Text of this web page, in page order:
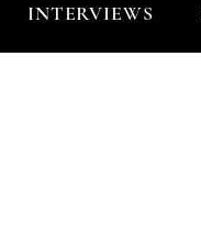
INTERVIEWS